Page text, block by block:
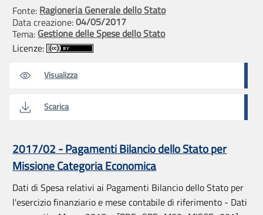
Fonte: Ragioneria Generale dello Stato
Data creazione:04/05/2017
Tema: Gestione delle Spese dello Stato
Licenze:
Visualizza
Scarica
2017/02 - Pagamenti Bilancio dello Stato per
Missione Categoria Economica
Dati di Spesa relativi ai Pagamenti Bilancio dello Stato per
l'esercizio finanziario e mese contabile di riferimento - Dati